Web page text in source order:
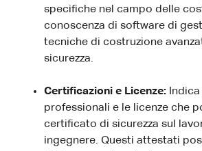
specifiche nel campo delle
conoscenza di software di
tecniche di costruzione
sicurezza.
Certificazioni e Licenze:
professionali e le licenze che
certificato di sicurezza sul
ingegnere. Questi attestati